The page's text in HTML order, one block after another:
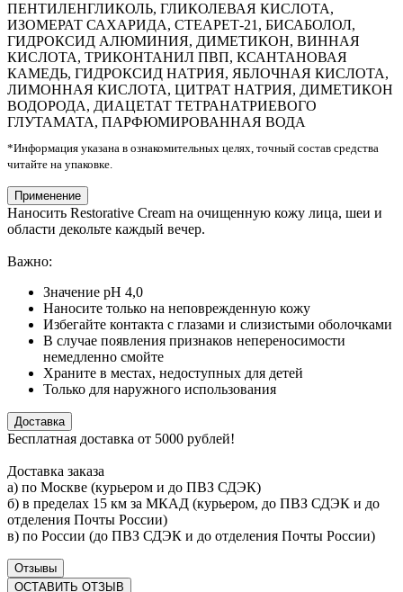
ПЕНТИЛЕНГЛИКОЛЬ, ГЛИКОЛЕВАЯ КИСЛОТА,
ИЗОМЕРАТ САХАРИДА, СТЕАРЕТ-21, БИСАБОЛОЛ,
ГИДРОКСИД АЛЮМИНИЯ, ДИМЕТИКОН, ВИННАЯ
КИСЛОТА, ТРИКОНТАНИЛ ПВП, КСАНТАНОВАЯ
КАМЕДЬ, ГИДРОКСИД НАТРИЯ, ЯБЛОЧНАЯ КИСЛОТА,
ЛИМОННАЯ КИСЛОТА, ЦИТРАТ НАТРИЯ, ДИМЕТИКОН
ВОДОРОДА, ДИАЦЕТАТ ТЕТРАНАТРИЕВОГО
ГЛУТАМАТА, ПАРФЮМИРОВАННАЯ ВОДА
*Информация указана в ознакомительных целях, точный состав средства
читайте на упаковке.
Применение
Наносить Restorative Cream на очищенную кожу лица, шеи и
области декольте каждый вечер.
Важно:
Значение pH 4,0
Наносите только на неповрежденную кожу
Избегайте контакта с глазами и слизистыми оболочками
В случае появления признаков непереносимости
немедленно смойте
Храните в местах, недоступных для детей
Только для наружного использования
Доставка
Бесплатная доставка от 5000 рублей!
Доставка заказа
а) по Москве (курьером и до ПВЗ СДЭК)
б) в пределах 15 км за МКАД (курьером, до ПВЗ СДЭК и до
отделения Почты России)
в) по России (до ПВЗ СДЭК и до отделения Почты России)
Отзывы
ОСТАВИТЬ ОТЗЫВ